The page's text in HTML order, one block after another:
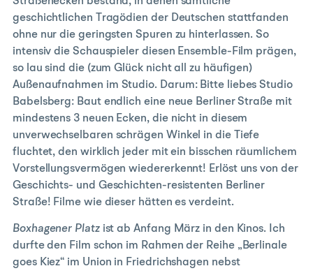
geschichtlichen Tragödien der Deutschen stattfanden
ohne nur die geringsten Spuren zu hinterlassen. So
intensiv die Schauspieler diesen Ensemble-Film prägen,
so lau sind die (zum Glück nicht all zu häufigen)
Außenaufnahmen im Studio. Darum: Bitte liebes Studio
Babelsberg: Baut endlich eine neue Berliner Straße mit
mindestens 3 neuen Ecken, die nicht in diesem
unverwechselbaren schrägen Winkel in die Tiefe
fluchtet, den wirklich jeder mit ein bisschen räumlichem
Vorstellungsvermögen wiedererkennt! Erlöst uns von der
Geschichts- und Geschichten-resistenten Berliner
Straße! Filme wie dieser hätten es verdeint.
Boxhagener Platzist ab Anfang März in den Kinos. Ich
durfte den Film schon im Rahmen der Reihe „Berlinale
goes Kiez“ im Union in Friedrichshagen nebst